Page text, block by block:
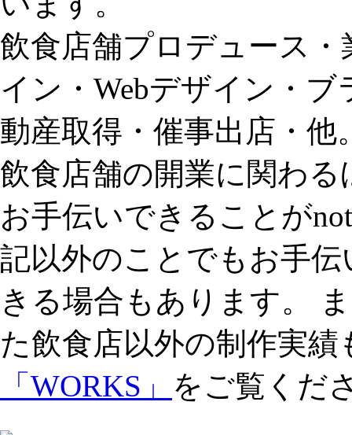
飲食店舗プロデュース
イン・Webデザイン・
動産取得・催事出店・他
飲食店舗の開業に関わ
お手伝いできることが
記以外のことでもお手
きる場合もあります。
た飲食店以外の制作実
「WORKS」 をご覧くだ